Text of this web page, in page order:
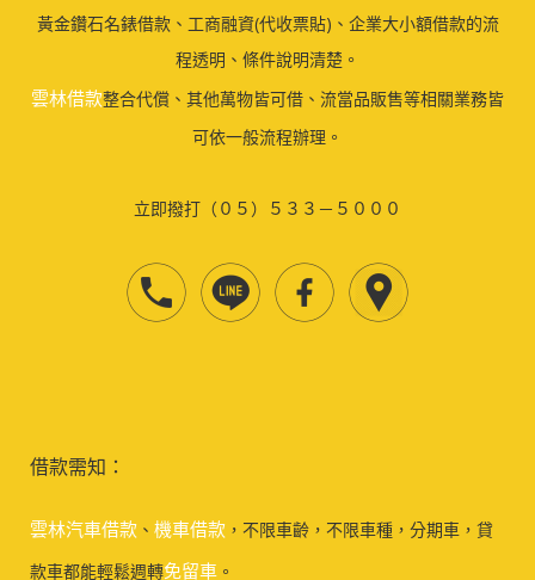
黃金鑽石名錶借款、工商融資(代收票貼)、企業大小額借款的流
程透明、條件說明清楚。
雲林借款整合代償、其他萬物皆可借、流當品販售等相關業務皆
可依一般流程辦理。
立即撥打（０５）５３３－５０００
借款需知：
雲林汽車借款 、 機車借款 ，不限車齡，不限車種，分期車，貸
款車都能輕鬆週轉免留車 。